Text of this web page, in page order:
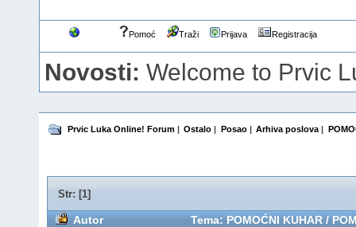
Pomoć Traži Prijava Registracija
Novosti:Welcome to Prvic
Prvic Luka Online! Forum| Ostalo | Posao| Arhiva poslova |
Str: [1]
Autor Tema: POMOĆNI KUHAR /